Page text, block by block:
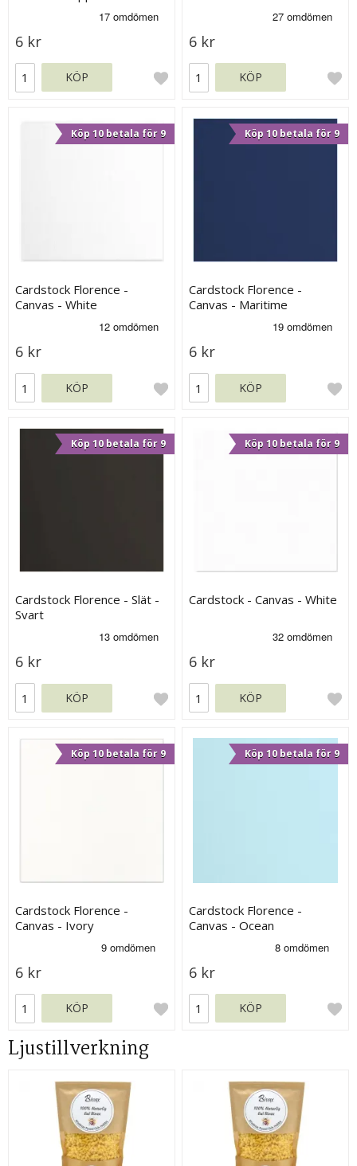
6 kr
KÖP
6 kr
KÖP
Köp 10 betala för 9
Cardstock Florence -
Canvas - White
6 kr
KÖP
Köp 10 betala för 9
Cardstock Florence -
Canvas - Maritime
6 kr
KÖP
Köp 10 betala för 9
Cardstock Florence - Slät -
Svart
6 kr
KÖP
Köp 10 betala för 9
Cardstock - Canvas - White
6 kr
KÖP
Köp 10 betala för 9
Cardstock Florence -
Canvas - Ivory
6 kr
KÖP
Köp 10 betala för 9
Cardstock Florence -
Canvas - Ocean
6 kr
KÖP
Ljustillverkning